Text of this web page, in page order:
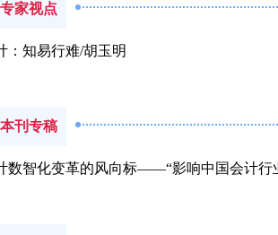
专家视点
：知易行难/胡玉明
本刊专稿
数智化变革的风向标——“影响中国会计行